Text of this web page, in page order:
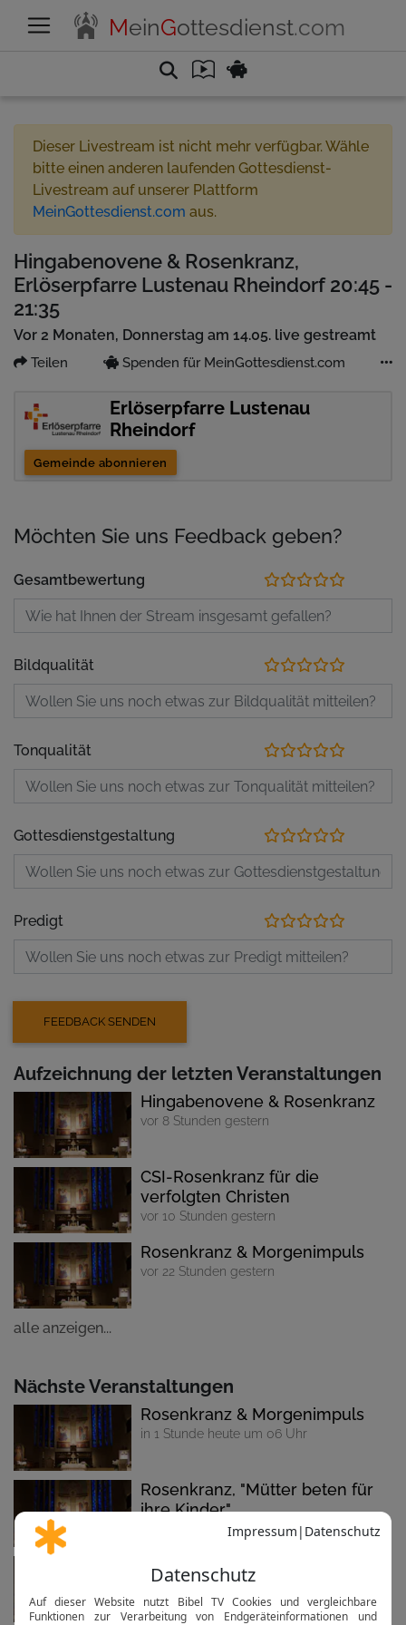
MeinGottesdienst.com
Dieser Livestream ist nicht mehr verfügbar. Wähle
bitte einen anderen laufenden Gottesdienst-
Livestream auf unserer Plattform
MeinGottesdienst.com aus.
Hingabenovene & Rosenkranz,
Erlöserpfarre Lustenau Rheindorf 20:45 -
21:35
Vor 2 Monaten, Donnerstag am 14.05. live gestreamt
Teilen Spenden für MeinGottesdienst.com
Erlöserpfarre Lustenau
Rheindorf
Gemeinde abonnieren
Möchten Sie uns Feedback geben?
Gesamtbewertung
Bildqualität
Tonqualität
Gottesdienstgestaltung
Predigt
Aufzeichnung der letzten Veranstaltungen
Hingabenovene & Rosenkranz
vor 8 Stunden gestern
CSI-Rosenkranz für die
verfolgten Christen
vor 10 Stunden gestern
Rosenkranz & Morgenimpuls
vor 22 Stunden gestern
alle anzeigen...
Nächste Veranstaltungen
Rosenkranz & Morgenimpuls
in 1 Stunde heute um 06 Uhr
Rosenkranz, "Mütter beten für
ihre Kinder"
in 3 Stunden heute um 08:30 Uhr
Rosenkranz
in 13 Stunden heute um 18:15 Uhr